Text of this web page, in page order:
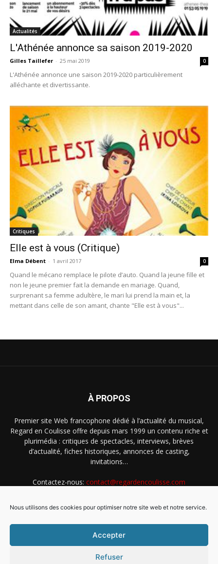
Nous utilisons des cookies pour optimiser notre site web et notre service.
Accepter
Refuser
Actualités
L'Athénée annonce sa saison 2019-2020
Gilles Taillefer - 25 mai 2019 0
L'Athénée annonce une saison 2019-2020 particulièrement
alléchante et divertissante.
Critiques
Elle est à vous (Critique)
Elma Débent - 1 avril 2017 0
Quand le mécano remplace le pilote d’auto. Quand la jeune fille et
non le jeune premier fait la demande en mariage. Quand,
surprenant sa femme adultère, le mari lui prend la main et, la
mettant dans celle de son amant, chante "Elle est à vous"...
À PROPOS
Premier site Web francophone dédié à l’actualité du musical,
Regard en Coulisse offre depuis mars 1999 un contenu riche et
plurimédia : critiques de spectacles, interviews, brèves
d’actualité, fiches historiques, annonces de casting,
invitations…
Contactez-nous: contact@regardencoulisse.com